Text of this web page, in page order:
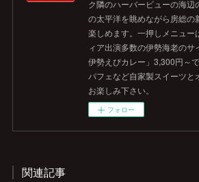
ク隣のハーバービューの海辺
の太平洋を眺めながら房総の
楽しめます。一押しメニュー
ィア出演多数の伊勢海老の
伊勢えびカレー」3,300円～
パフェなど自家製スイーツと
お楽しみ下さい。
フォロー
関連記事